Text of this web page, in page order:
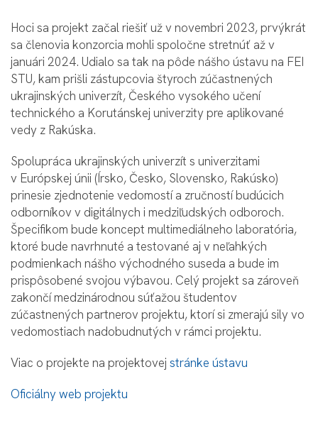
Hoci sa projekt začal riešiť už v novembri 2023, prvýkrát
sa členovia konzorcia mohli spoločne stretnúť až v
januári 2024. Udialo sa tak na pôde nášho ústavu na FEI
STU, kam prišli zástupcovia štyroch zúčastnených
ukrajinských univerzít, Českého vysokého učení
technického a Korutánskej univerzity pre aplikované
vedy z Rakúska.
Spolupráca ukrajinských univerzít s univerzitami
v Európskej únii (Írsko, Česko, Slovensko, Rakúsko)
prinesie zjednotenie vedomostí a zručností budúcich
odborníkov v digitálnych i medziľudských odboroch.
Špecifikom bude koncept multimediálneho laboratória,
ktoré bude navrhnuté a testované aj v neľahkých
podmienkach nášho východného suseda a bude im
prispôsobené svojou výbavou. Celý projekt sa zároveň
zakončí medzinárodnou súťažou študentov
zúčastnených partnerov projektu, ktorí si zmerajú sily vo
vedomostiach nadobudnutých v rámci projektu.
Viac o projekte na projektovej stránke ústavu
Oficiálny web projektu